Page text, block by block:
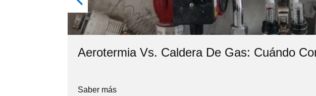
Aerotermia Vs. Caldera De Gas: Cuándo
Saber más